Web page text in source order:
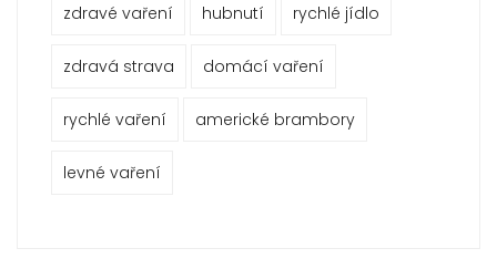
zdravé vaření hubnutí rychlé jídlo
zdravá strava domácí vaření
rychlé vaření americké brambory
levné vaření